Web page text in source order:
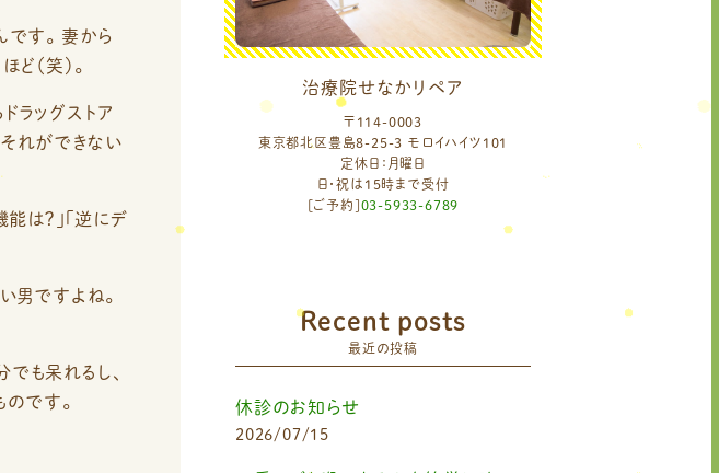
です。 妻から
（笑）。
ラッグストア
それができない
は？」「逆にデ
男ですよね。
も呆れるし、
のです。
治療院せなかリペア
〒114-0003
東京都北区豊島8-25-3 モロイハイツ101
定休日：月曜日
日・祝は15時まで受付
[ご予約] 03-5933-6789
Recent posts
最近の投稿
休診のお知らせ
2026/07/15